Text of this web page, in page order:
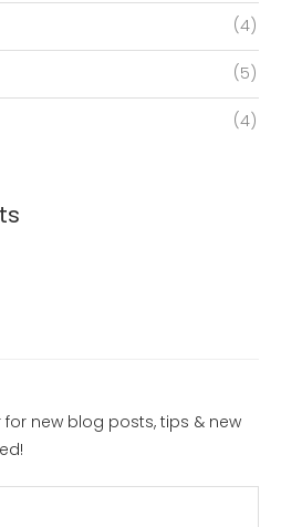
(4)
(5)
(4)
new blog posts, tips & new